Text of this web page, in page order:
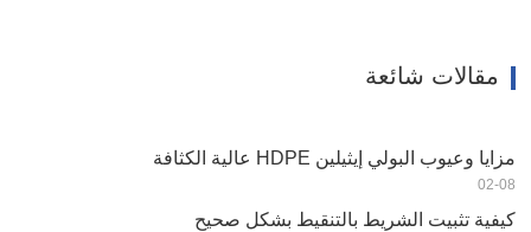
مقالات شائعة
مزايا وعيوب البولي إيثيلين HDPE عالية الكثافة
02-08
كيفية تثبيت الشريط بالتنقيط بشكل صحيح